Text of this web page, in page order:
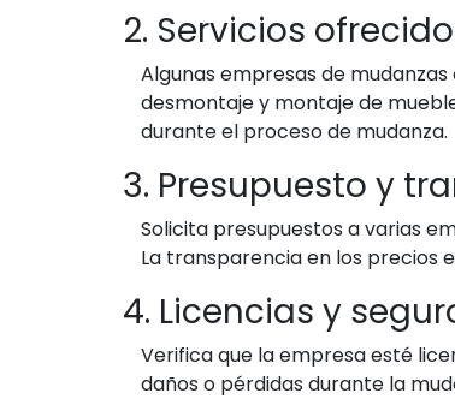
2. Servicios
Algunas empresas de
desmontaje y montaje de
durante el proceso de mudanza.
3. Presupuesto y
Solicita presupuestos a varias
La transparencia en los precios
4. Licencias y
Verifica que la empresa esté
daños o pérdidas durante la